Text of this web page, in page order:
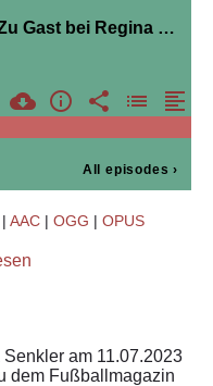
Interview Folge 4: Zu Gast bei Regina Senkler
All episodes ›
| AAC | OGG | OPUS
am 11.07.2023
dem Fußballmagazin